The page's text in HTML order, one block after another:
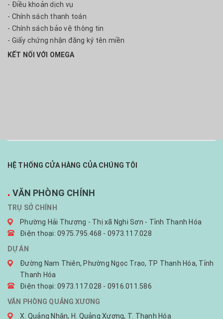
- Điều khoản dịch vụ
- Chính sách thanh toán
- Chính sách bảo vệ thông tin
- Giấy chứng nhận đăng ký tên miền
KẾT NỐI VỚI OMEGA
HỆ THỐNG CỬA HÀNG CỦA CHÚNG TÔI
. VĂN PHÒNG CHÍNH
TRỤ SỞ CHÍNH
Phường Hải Thượng - Thị xã Nghi Sơn - Tỉnh Thanh Hóa
Điện thoại: 0975.795.468 - 0973.117.028
DỰ ÁN
Đường Nam Thiên, Phường Ngọc Trạo, TP Thanh Hóa, Tỉnh
Thanh Hóa
Điện thoại: 0973.117.028 - 0916.011.586
VĂN PHÒNG QUẢNG XƯƠNG
X. Quảng Nhân, H. Quảng Xương, T. Thanh Hóa